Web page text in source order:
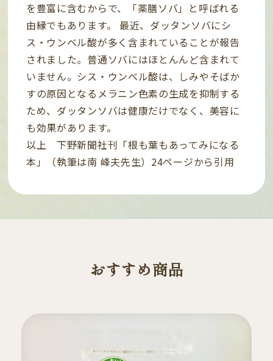
を豊富に含むからで、「薬膳ソバ」と呼ばれる
由縁でもあります。 最近、ダッタンソバにシ
ス・ウンベル酸が多く含まれていることが報告
されました。普通ソバにはほとんんど含まれて
いません。シス・ウンベル酸は、しみやそばか
すの原因となるメラニン色素の生成を抑制する
ため、ダッタンソバは健康だけでなく、美容に
も効果があります。
以上 下野新聞社刊「根も葉もあってみになる
本」（執筆は南 峰夫先生）24ページから引用
おすすめ商品